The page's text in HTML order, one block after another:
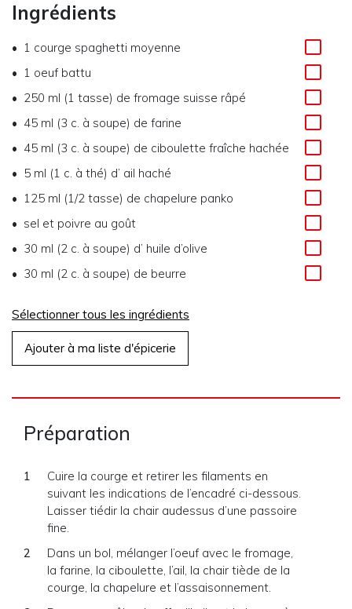
Ingrédients
1 courge spaghetti moyenne
1 oeuf battu
250 ml (1 tasse) de fromage suisse râpé
45 ml (3 c. à soupe) de farine
45 ml (3 c. à soupe) de ciboulette fraîche hachée
5 ml (1 c. à thé) d’ ail haché
125 ml (1/2 tasse) de chapelure panko
sel et poivre au goût
30 ml (2 c. à soupe) d’ huile d’olive
30 ml (2 c. à soupe) de beurre
Sélectionner tous les ingrédients
Ajouter à ma liste d'épicerie
Préparation
Cuire la courge et retirer les filaments en
suivant les indications de l’encadré ci-dessous.
Laisser tiédir la chair audessus d’une passoire
fine.
Dans un bol, mélanger l’oeuf avec le fromage,
la farine, la ciboulette, l’ail, la chair tiède de la
courge, la chapelure et l’assaisonnement.